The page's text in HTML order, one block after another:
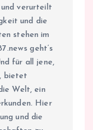
verurteilt
und die
stehen im
geht’s
für all jene,
bietet
Welt, ein
Hier
und die